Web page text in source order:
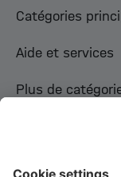
Catégories
Aide et services
Plus de